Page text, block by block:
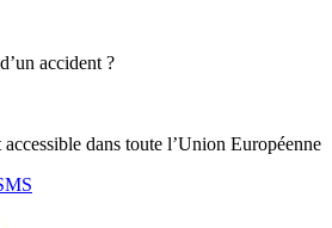
accident ?
dans toute l’Union Européenne